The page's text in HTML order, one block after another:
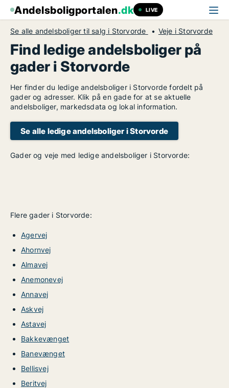
Andelsboligportalen.dk LIVE
Se alle andelsboliger til salg i Storvorde Veje i Storvorde
Find ledige andelsboliger på
gader i Storvorde
Her finder du ledige andelsboliger i Storvorde fordelt på
gader og adresser. Klik på en gade for at se aktuelle
andelsboliger, markedsdata og lokal information.
Se alle ledige andelsboliger i Storvorde
Gader og veje med ledige andelsboliger i Storvorde:
Flere gader i Storvorde:
Agervej
Ahornvej
Almavej
Anemonevej
Annavej
Askvej
Astavej
Bakkevænget
Banevænget
Bellisvej
Beritvej